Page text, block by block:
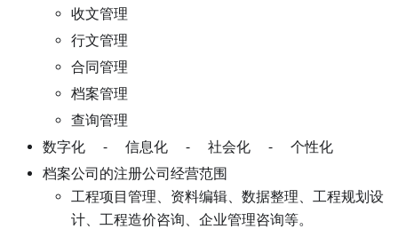
收文管理
行文管理
合同管理
档案管理
查询管理
数字化 - 信息化 - 社会化 - 个性化
档案公司的注册公司经营范围
工程项目管理、资料编辑、数据整理、工程规划设
计、工程造价咨询、企业管理咨询等。